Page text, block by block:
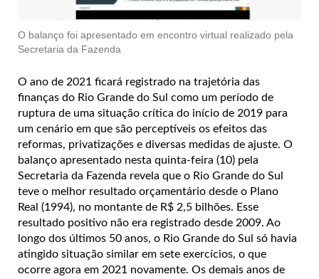
O balanço foi apresentado em encontro virtual realizado pela
Secretaria da Fazenda
O ano de 2021 ficará registrado na trajetória das
finanças do Rio Grande do Sul como um período de
ruptura de uma situação crítica do início de 2019 para
um cenário em que são perceptíveis os efeitos das
reformas, privatizações e diversas medidas de ajuste. O
balanço apresentado nesta quinta-feira (10) pela
Secretaria da Fazenda revela que o Rio Grande do Sul
teve o melhor resultado orçamentário desde o Plano
Real (1994), no montante de R$ 2,5 bilhões. Esse
resultado positivo não era registrado desde 2009. Ao
longo dos últimos 50 anos, o Rio Grande do Sul só havia
atingido situação similar em sete exercícios, o que
ocorre agora em 2021 novamente. Os demais anos de